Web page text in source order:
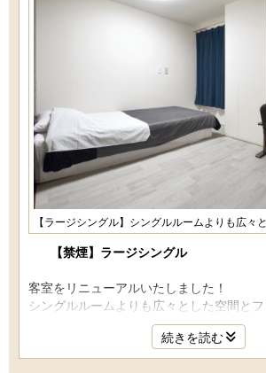
【ラージシングル】シングルルームよりも広々
【禁煙】ラージシングル
客室をリニューアルいたしました！
シングルルームよりも広々とした空間と
トレスを設置した【アジアンスタイル】で
清潔感あふれるお部屋は女性にもおすすめ
◆ベッドサイズ：ベッド幅105cm
続きを読む